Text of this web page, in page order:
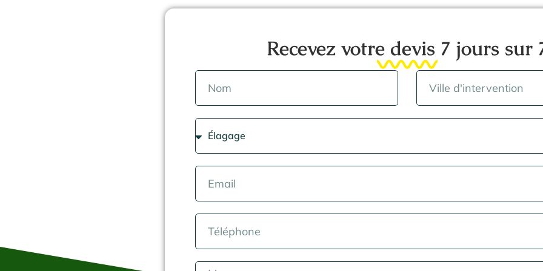
Recevez votre devis 7 jours sur